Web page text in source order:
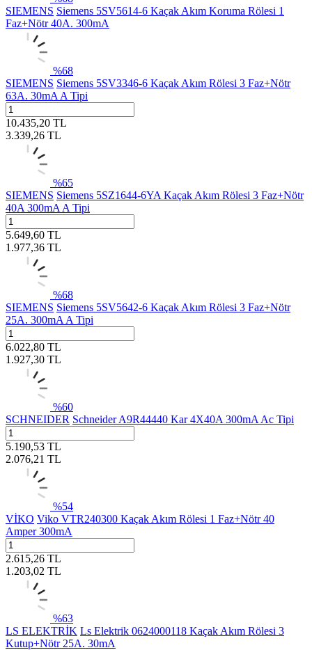
SIEMENS Siemens 5SV5614-6 Kaçak Akım Koruma Rölesi 1
Faz+Nötr 40A. 300mA
%68
SIEMENS Siemens 5SV3346-6 Kaçak Akım Rölesi 3 Faz+Nötr
63A. 30mA A Tipi
10.435,20 TL
3.339,26 TL
%65
SIEMENS Siemens 5SZ1644-6YA Kaçak Akım Rölesi 3 Faz+Nötr
40A 300mA A Tipi
5.649,60 TL
1.977,36 TL
%68
SIEMENS Siemens 5SV5642-6 Kaçak Akım Rölesi 3 Faz+Nötr
25A. 300mA A Tipi
6.022,80 TL
1.927,30 TL
%60
SCHNEIDER Schneider A9R44440 Kar 4X40A 300mA Ac Tipi
5.190,53 TL
2.076,21 TL
%54
VİKO Viko VTR240300 Kaçak Akım Rölesi 1 Faz+Nötr 40
Amper 300mA
2.615,26 TL
1.203,02 TL
%63
LS ELEKTRİK Ls Elektrik 0624000118 Kaçak Akım Rölesi 3
Kutup+Nötr 25A. 30mA